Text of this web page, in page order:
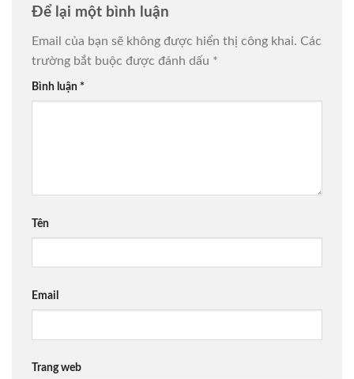
Để lại một bình luận
Email của bạn sẽ không được hiển thị công khai. Các
trường bắt buộc được đánh dấu *
Bình luận *
Tên
Email
Trang web